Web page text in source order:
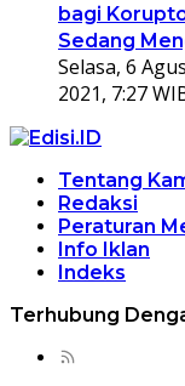
bagi
Sedang
Selasa, 6
2021, 7:27
Tentang
Redaksi
Peraturan
Info Iklan
Indeks
Terhubung